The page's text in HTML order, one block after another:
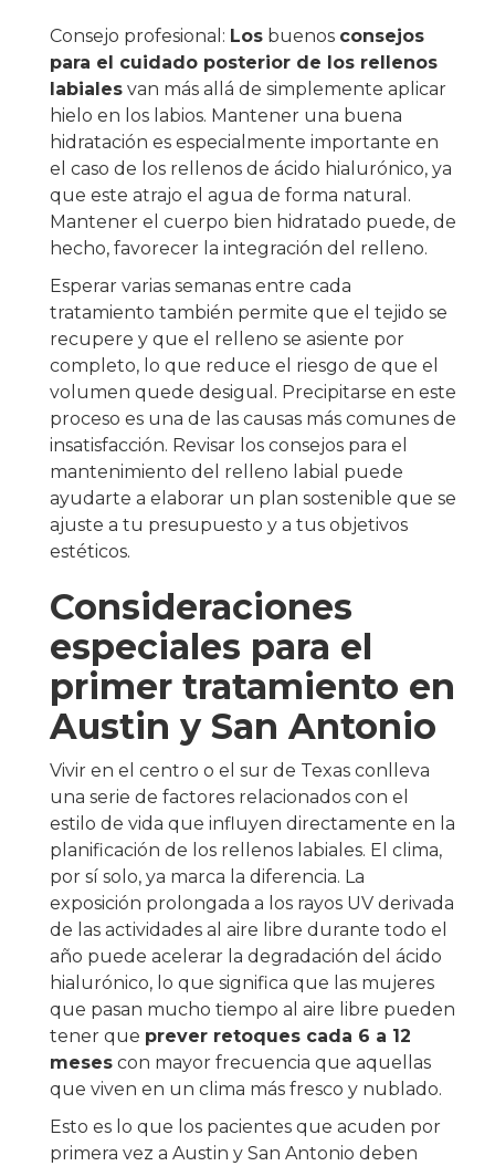
Consejo profesional: Los buenos consejos
para el cuidado posterior de los rellenos
labiales van más allá de simplemente aplicar
hielo en los labios. Mantener una buena
hidratación es especialmente importante en
el caso de los rellenos de ácido hialurónico, ya
que este atrajo el agua de forma natural.
Mantener el cuerpo bien hidratado puede, de
hecho, favorecer la integración del relleno.
Esperar varias semanas entre cada
tratamiento también permite que el tejido se
recupere y que el relleno se asiente por
completo, lo que reduce el riesgo de que el
volumen quede desigual. Precipitarse en este
proceso es una de las causas más comunes de
insatisfacción. Revisar los consejos para el
mantenimiento del relleno labial puede
ayudarte a elaborar un plan sostenible que se
ajuste a tu presupuesto y a tus objetivos
estéticos.
Consideraciones
especiales para el
primer tratamiento en
Austin y San Antonio
Vivir en el centro o el sur de Texas conlleva
una serie de factores relacionados con el
estilo de vida que influyen directamente en la
planificación de los rellenos labiales. El clima,
por sí solo, ya marca la diferencia. La
exposición prolongada a los rayos UV derivada
de las actividades al aire libre durante todo el
año puede acelerar la degradación del ácido
hialurónico, lo que significa que las mujeres
que pasan mucho tiempo al aire libre pueden
tener que prever retoques cada 6 a 12
meses con mayor frecuencia que aquellas
que viven en un clima más fresco y nublado.
Esto es lo que los pacientes que acuden por
primera vez a Austin y San Antonio deben